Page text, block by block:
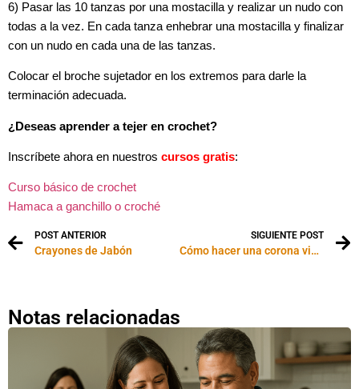
6) Pasar las 10 tanzas por una mostacilla y realizar un nudo con
todas a la vez. En cada tanza enhebrar una mostacilla y finalizar
con un nudo en cada una de las tanzas.
Colocar el broche sujetador en los extremos para darle la
terminación adecuada.
¿Deseas aprender a tejer en crochet?
Inscríbete ahora en nuestros cursos gratis:
Curso básico de crochet
Hamaca a ganchillo o croché
POST ANTERIOR
Crayones de Jabón
SIGUIENTE POST
Cómo hacer una corona victoriana para Navidad
Notas relacionadas